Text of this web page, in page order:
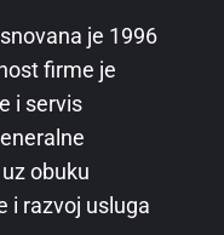
je 1996
firme je
i servis
obuku
i razvoj usluga